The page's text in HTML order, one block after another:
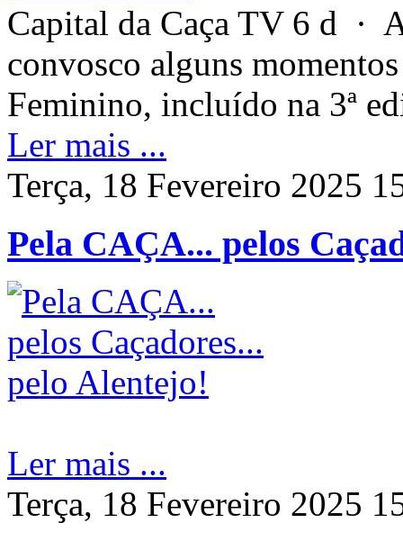
Capital da Caça TV 6 d ·
convosco alguns
Feminino, incluído na 3ª
Ler mais ...
Terça, 18 Fevereiro 2025
Pela CAÇA... pelos
Ler mais ...
Terça, 18 Fevereiro 2025